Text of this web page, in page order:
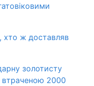
хто ж доставляв
золотисту
втраченою 2000